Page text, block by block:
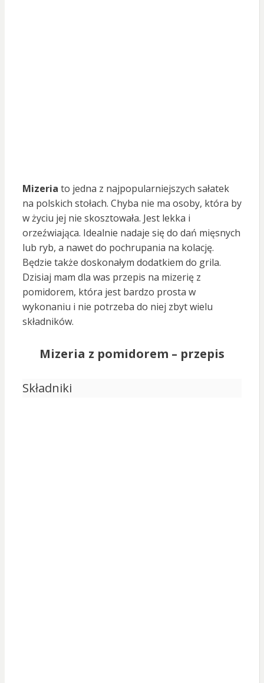
Mizeria to jedna z najpopularniejszych sałatek
na polskich stołach. Chyba nie ma osoby, która by
w życiu jej nie skosztowała. Jest lekka i
orzeźwiająca. Idealnie nadaje się do dań mięsnych
lub ryb, a nawet do pochrupania na kolację.
Będzie także doskonałym dodatkiem do grila.
Dzisiaj mam dla was przepis na mizerię z
pomidorem, która jest bardzo prosta w
wykonaniu i nie potrzeba do niej zbyt wielu
składników.
Mizeria z pomidorem – przepis
Składniki